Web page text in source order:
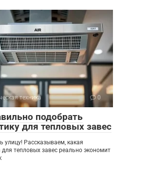
техника 0
подобрать
для тепловых завес
улицу! Рассказываем, какая
тепловых завес реально экономит